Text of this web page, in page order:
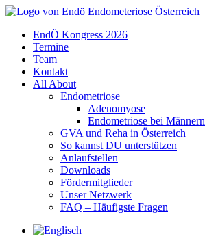
EndÖ Kongress 2026
Termine
Team
Kontakt
All About
Endometriose
Adenomyose
Endometriose bei Männern
GVA und Reha in Österreich
So kannst DU unterstützen
Anlaufstellen
Downloads
Fördermitglieder
Unser Netzwerk
FAQ – Häufigste Fragen
Sprache